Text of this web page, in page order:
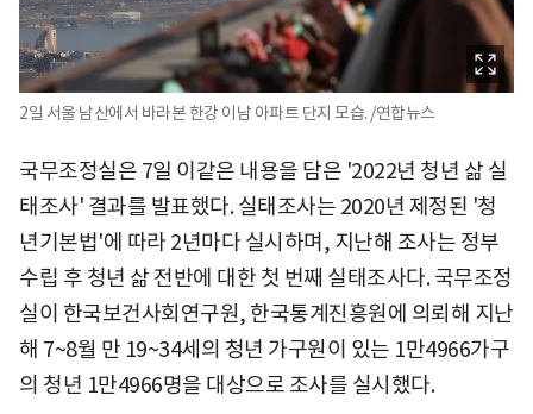
2일 서울 남산에서 바라본 한강 이남 아파트 단지 모습. /연합뉴스
국무조정실은 7일 이같은 내용을 담은 '2022년 청년 삶 실
태조사' 결과를 발표했다. 실태조사는 2020년 제정된 '청
년기본법'에 따라 2년마다 실시하며, 지난해 조사는 정부
수립 후 청년 삶 전반에 대한 첫 번째 실태조사다. 국무조정
실이 한국보건사회연구원, 한국통계진흥원에 의뢰해 지난
해 7~8월 만 19~34세의 청년 가구원이 있는 1만4966가구
의 청년 1만4966명을 대상으로 조사를 실시했다.